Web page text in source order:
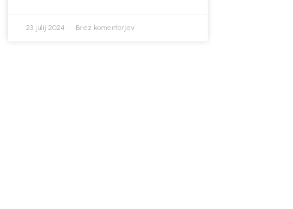
23. julij 2024 Brez komentarjev